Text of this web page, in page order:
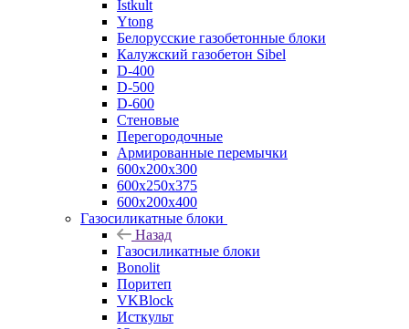
Istkult
Ytong
Белорусские газобетонные блоки
Калужский газобетон Sibel
D-400
D-500
D-600
Стеновые
Перегородочные
Армированные перемычки
600х200х300
600х250х375
600х200х400
Газосиликатные блоки
Назад
Газосиликатные блоки
Bonolit
Поритеп
VKBlock
Исткульт